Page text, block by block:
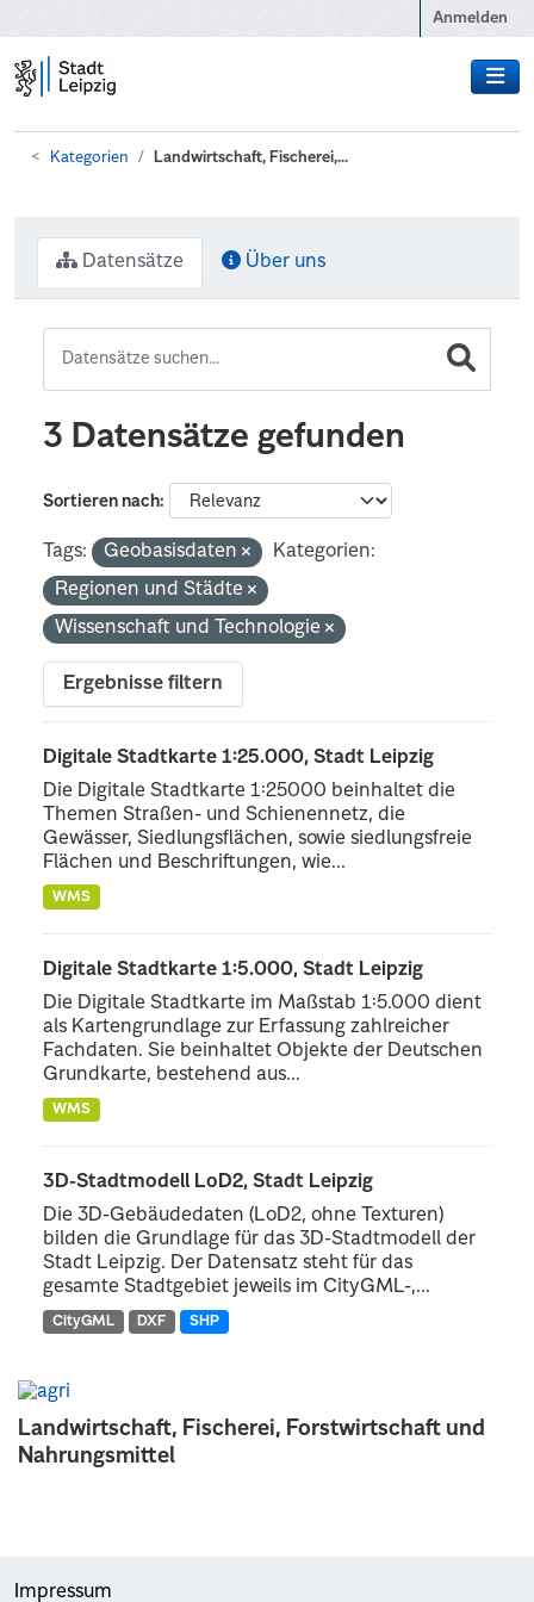
Anmelden
Kategorien Landwirtschaft, Fischerei,...
Landwirtschaft, Fischerei, Forstwirtschaft und
Nahrungsmittel
Datensätze Über uns
3 Datensätze gefunden
Sortieren nach
Tags: Geobasisdaten
Kategorien:
Regionen und Städte
Wissenschaft und Technologie
Ergebnisse filtern
Digitale Stadtkarte 1:25.000, Stadt Leipzig
Die Digitale Stadtkarte 1:25000 beinhaltet die
Themen Straßen- und Schienennetz, die
Gewässer, Siedlungsflächen, sowie siedlungsfreie
Flächen und Beschriftungen, wie...
WMS
Digitale Stadtkarte 1:5.000, Stadt Leipzig
Die Digitale Stadtkarte im Maßstab 1:5.000 dient
als Kartengrundlage zur Erfassung zahlreicher
Fachdaten. Sie beinhaltet Objekte der Deutschen
Grundkarte, bestehend aus...
WMS
3D-Stadtmodell LoD2, Stadt Leipzig
Die 3D-Gebäudedaten (LoD2, ohne Texturen)
bilden die Grundlage für das 3D-Stadtmodell der
Stadt Leipzig. Der Datensatz steht für das
gesamte Stadtgebiet jeweils im CityGML-,...
CityGML DXF SHP
Impressum